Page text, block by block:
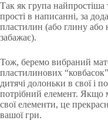
Так як група найпростіша
прості в написанні, за
пластилин (або глину або
забажає).
Тож, беремо вибраний
пластилинових
дитячі долоньки в свої і
потрібний елемент. Якщо
свої елементи, це
вашої гри.